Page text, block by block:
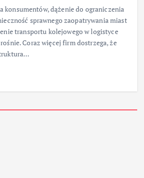
konsumentów, dążenie do ograniczenia
sprawnego zaopatrywania miast
transportu kolejowego w logistyce
Coraz więcej firm dostrzega, że